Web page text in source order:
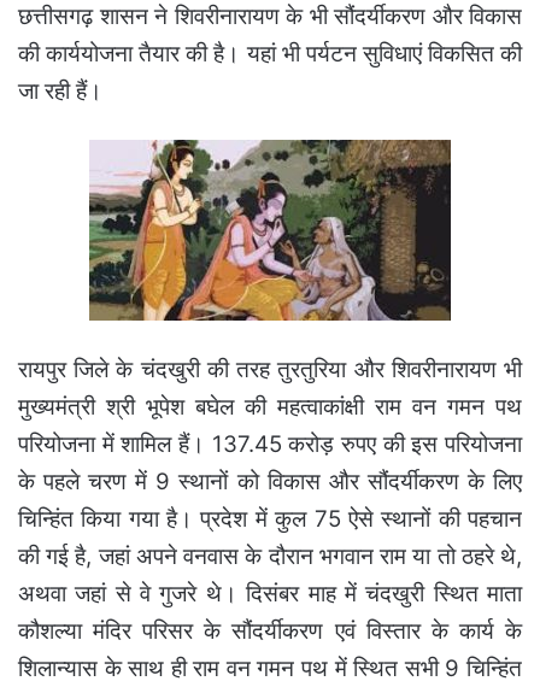
छत्तीसगढ़ शासन ने शिवरीनारायण के भी सौंदर्यीकरण और विकास
की कार्ययोजना तैयार की है। यहां भी पर्यटन सुविधाएं विकसित की
जा रही हैं।
रायपुर जिले के चंदखुरी की तरह तुरतुरिया और शिवरीनारायण भी
मुख्यमंत्री श्री भूपेश बघेल की महत्वाकांक्षी राम वन गमन पथ
परियोजना में शामिल हैं। 137.45 करोड़ रुपए की इस परियोजना
के पहले चरण में 9 स्थानों को विकास और सौंदर्यीकरण के लिए
चिन्हिंत किया गया है। प्रदेश में कुल 75 ऐसे स्थानों की पहचान
की गई है, जहां अपने वनवास के दौरान भगवान राम या तो ठहरे थे,
अथवा जहां से वे गुजरे थे। दिसंबर माह में चंदखुरी स्थित माता
कौशल्या मंदिर परिसर के सौंदर्यीकरण एवं विस्तार के कार्य के
शिलान्यास के साथ ही राम वन गमन पथ में स्थित सभी 9 चिन्हिंत